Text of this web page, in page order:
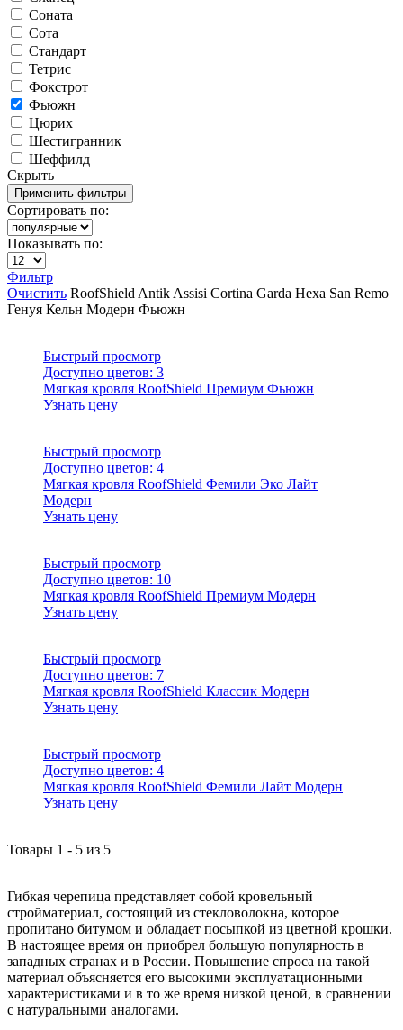
Соната
Сота
Стандарт
Тетрис
Фокстрот
Фьюжн
Цюрих
Шестигранник
Шеффилд
Скрыть
Сортировать по:
Показывать по:
Фильтр
Очистить RoofShield Antik Assisi Cortina Garda Hexa San Remo
Генуя Кельн Модерн Фьюжн
Быстрый просмотр
Доступно цветов: 3
Мягкая кровля RoofShield Премиум Фьюжн
Узнать цену
Быстрый просмотр
Доступно цветов: 4
Мягкая кровля RoofShield Фемили Эко Лайт
Модерн
Узнать цену
Быстрый просмотр
Доступно цветов: 10
Мягкая кровля RoofShield Премиум Модерн
Узнать цену
Быстрый просмотр
Доступно цветов: 7
Мягкая кровля RoofShield Классик Модерн
Узнать цену
Быстрый просмотр
Доступно цветов: 4
Мягкая кровля RoofShield Фемили Лайт Модерн
Узнать цену
Товары 1 - 5 из 5
Гибкая черепица представляет собой кровельный
стройматериал, состоящий из стекловолокна, которое
пропитано битумом и обладает посыпкой из цветной крошки.
В настоящее время он приобрел большую популярность в
западных странах и в России. Повышение спроса на такой
материал объясняется его высокими эксплуатационными
характеристиками и в то же время низкой ценой, в сравнении
с натуральными аналогами.